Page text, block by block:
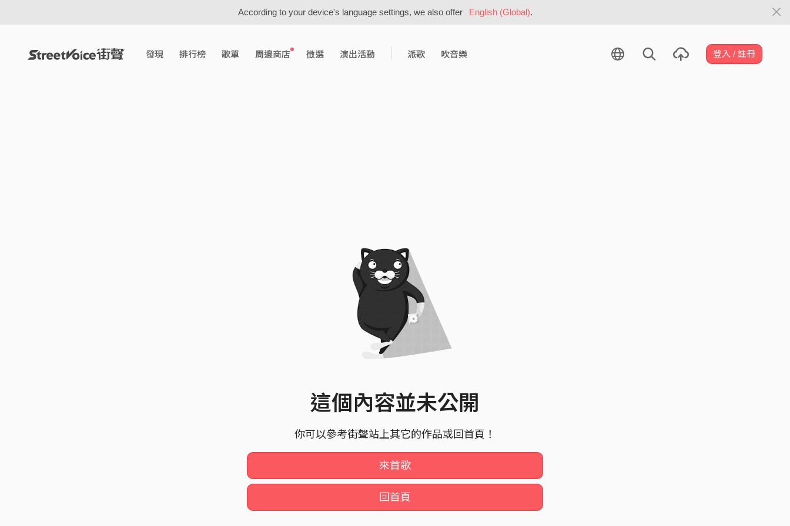
According to your device's language settings, we also offer English (Global).
發現 排行榜 歌單 周邊商店 徵選 演出活動 派歌 吹音樂 登入 / 註冊
這個內容並未公開
你可以參考街聲站上其它的作品或回首頁！
來首歌
回首頁